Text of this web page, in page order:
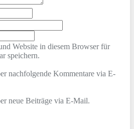
Website in diesem Browser für
speichern.
nachfolgende Kommentare via E-
neue Beiträge via E-Mail.